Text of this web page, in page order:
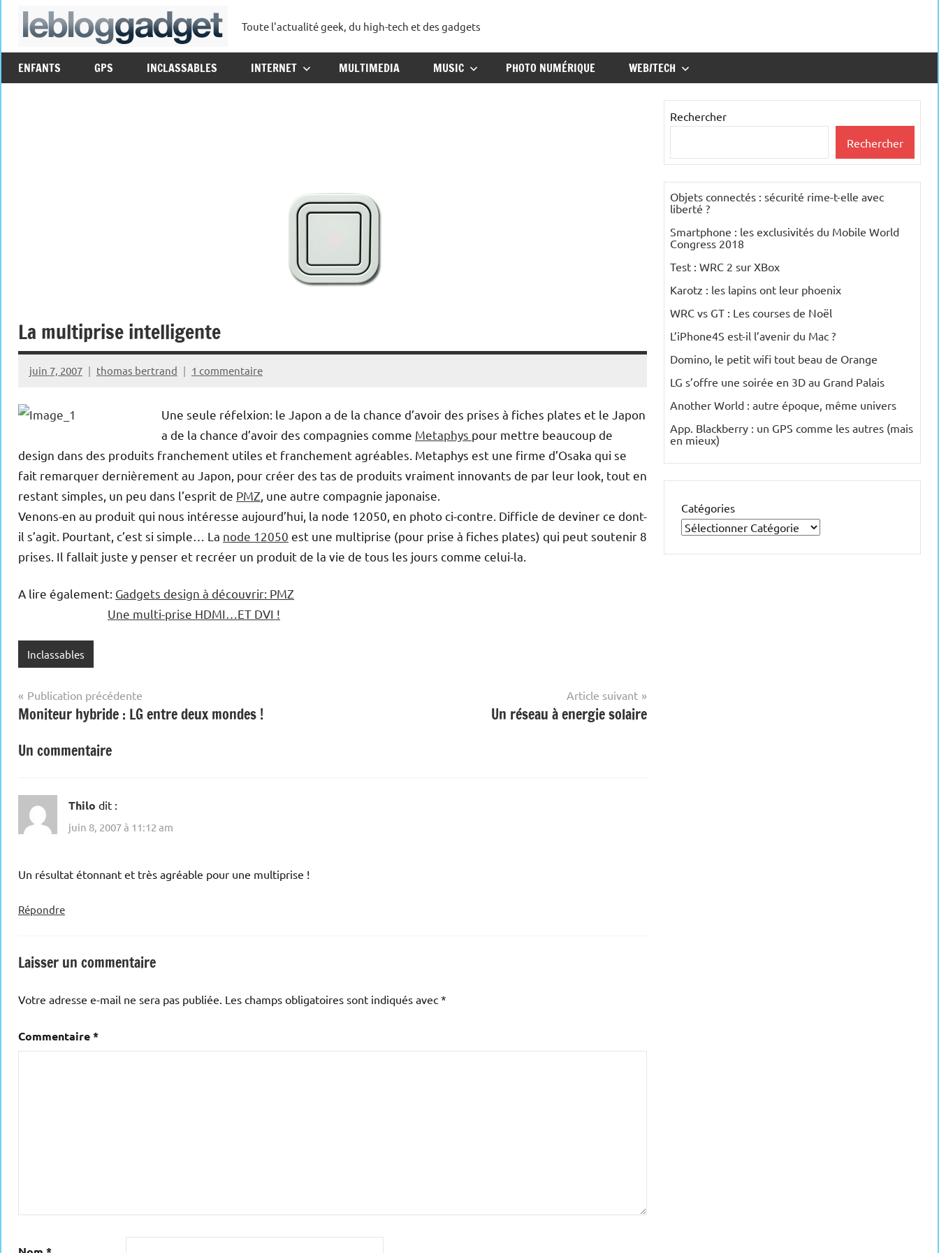
Aller
lebloggadget
Toute l'actualité geek, du high-tech et des gadgets
ENFANTS GPS INCLASSABLES INTERNET MULTIMEDIA MUSIC PHOTO NUMÉRIQUE WEB/TECH
La multiprise intelligente
juin 7, 2007 thomas bertrand 1 commentaire
Une seule réfelxion: le Japon a de la chance d’avoir des prises à fiches plates et le Japon
a de la chance d’avoir des compagnies comme Metaphys pour mettre beaucoup de
design dans des produits franchement utiles et franchement agréables. Metaphys est une firme d’Osaka qui se
fait remarquer dernièrement au Japon, pour créer des tas de produits vraiment innovants de par leur look, tout en
restant simples, un peu dans l’esprit de PMZ , une autre compagnie japonaise.
Venons-en au produit qui nous intéresse aujourd’hui, la node 12050, en photo ci-contre. Difficle de deviner ce dont-
il s’agit. Pourtant, c’est si simple… La node 12050 est une multiprise (pour prise à fiches plates) qui peut soutenir 8
prises. Il fallait juste y penser et recréer un produit de la vie de tous les jours comme celui-la.
A lire également: Gadgets design à découvrir: PMZ
Une multi-prise HDMI…ET DVI !
Inclassables
Navigation
de
l’article
Publication précédente
Moniteur hybride : LG entre deux mondes !
Article suivant
Un réseau à energie solaire
Un commentaire
Thilo dit :
juin 8, 2007 à 11:12 am
Un résultat étonnant et très agréable pour une multiprise !
Répondre
Laisser un commentaire
Votre adresse e-mail ne sera pas publiée. Les champs obligatoires sont indiqués avec *
Commentaire*
Rechercher
Rechercher
Objets connectés : sécurité rime-t-elle avec
liberté ?
Smartphone : les exclusivités du Mobile World
Congress 2018
Test : WRC 2 sur XBox
Karotz : les lapins ont leur phoenix
WRC vs GT : Les courses de Noël
L’iPhone4S est-il l’avenir du Mac ?
Domino, le petit wifi tout beau de Orange
LG s’offre une soirée en 3D au Grand Palais
Another World : autre époque, même univers
App. Blackberry : un GPS comme les autres (mais
en mieux)
Catégories